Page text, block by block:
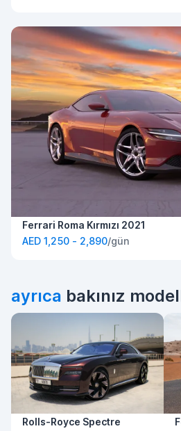
Ferrari Roma Kırmızı 2021
AED 1,250 - 2,890/gün
ayrıca bakınız
Rolls-Royce Spectre